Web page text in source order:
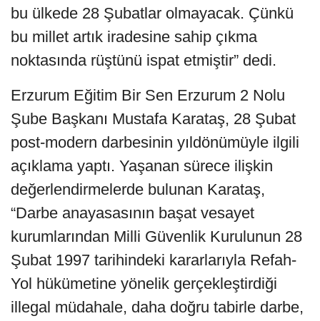
bu ülkede 28 Şubatlar olmayacak. Çünkü
bu millet artık iradesine sahip çıkma
noktasında rüştünü ispat etmiştir” dedi.
Erzurum Eğitim Bir Sen Erzurum 2 Nolu
Şube Başkanı Mustafa Karataş, 28 Şubat
post-modern darbesinin yıldönümüyle ilgili
açıklama yaptı. Yaşanan sürece ilişkin
değerlendirmelerde bulunan Karataş,
“Darbe anayasasının başat vesayet
kurumlarından Milli Güvenlik Kurulunun 28
Şubat 1997 tarihindeki kararlarıyla Refah-
Yol hükümetine yönelik gerçekleştirdiği
illegal müdahale, daha doğru tabirle darbe,